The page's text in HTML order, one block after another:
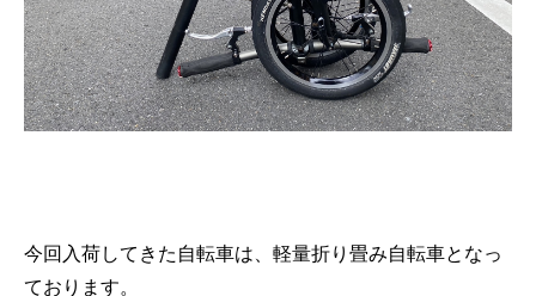
今回入荷してきた自転車は、軽量折り畳み自転車となっ
ております。